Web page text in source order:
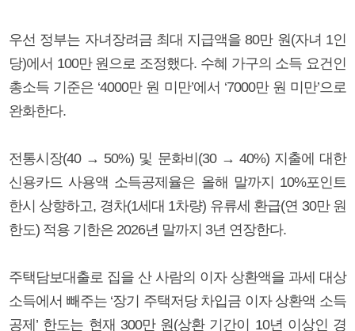
우선 정부는 자녀장려금 최대 지급액을 80만 원(자녀 1인
당)에서 100만 원으로 조정했다. 수혜 가구의 소득 요건인
총소득 기준은 ‘4000만 원 미만’에서 ‘7000만 원 미만’으로
완화한다.
전통시장(40 → 50%) 및 문화비(30 → 40%) 지출에 대한
신용카드 사용액 소득공제율은 올해 말까지 10%포인트
한시 상향하고, 경차(1세대 1차량) 유류세 환급(연 30만 원
한도) 적용 기한은 2026년 말까지 3년 연장한다.
주택담보대출로 집을 산 사람의 이자 상환액을 과세 대상
소득에서 빼주는 ‘장기 주택저당 차입금 이자 상환액 소득
공제’ 한도는 현재 300만 원(상환 기간이 10년 이상인 경